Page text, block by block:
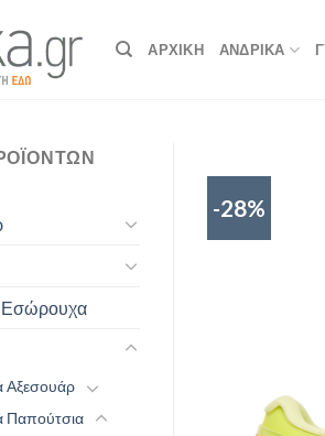
ΑΡΧΙΚΉ ΑΝΔΡΙΚΑ
Εσώρουχα
Αξεσουάρ
Παπούτσια
-28%